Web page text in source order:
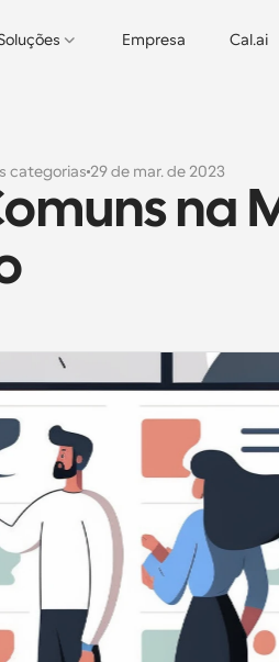
Empresa Cal.ai
categorias 29 de mar. de 2023
na